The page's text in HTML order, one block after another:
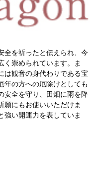
全を祈ったと伝えられ、今
く崇められています。ま
は観音の身代わりである宝
年の方への厄除けとしても
安全を守り、田畑に雨を降
願にもお使いいただけま
強い開運力を表していま